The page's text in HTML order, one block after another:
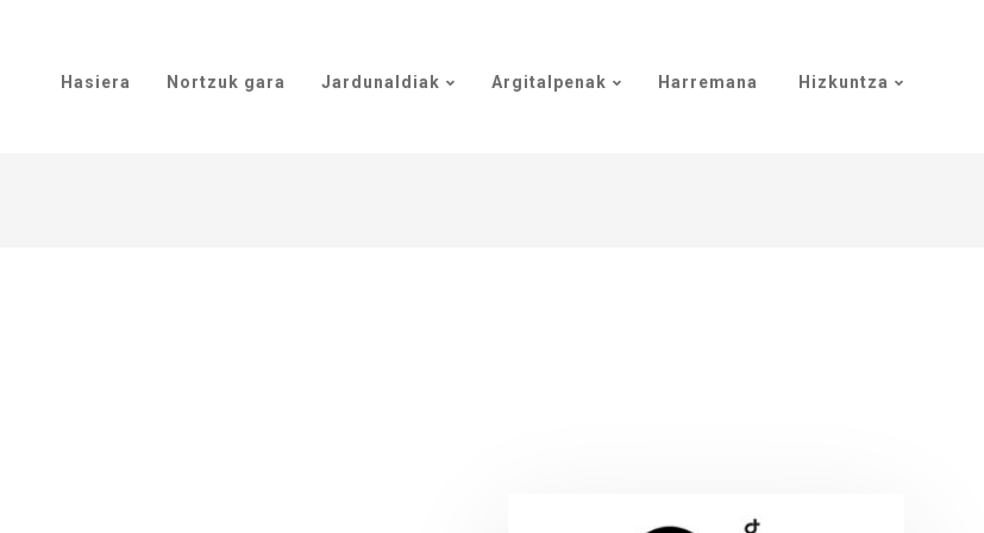
Hasiera Nortzuk gara Jardunaldiak Argitalpenak Harremana Hizkuntza